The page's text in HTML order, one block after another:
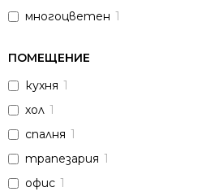
многоцветен 1
ПОМЕЩЕНИЕ
кухня 1
хол 1
спалня 1
трапезария 1
офис 1